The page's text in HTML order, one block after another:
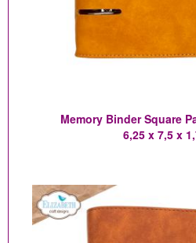
Memory Binder Square
6,25 x 7,5 x